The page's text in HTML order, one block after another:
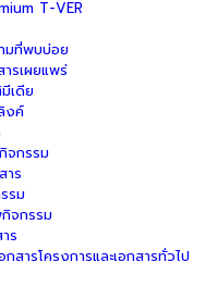
T-VER
มที่พบบ่อย
ารเผยแพร่
เดีย
งค์
จกรรม
าร
รม
จกรรม
ร
กสารโครงการและเอกสารทั่วไป